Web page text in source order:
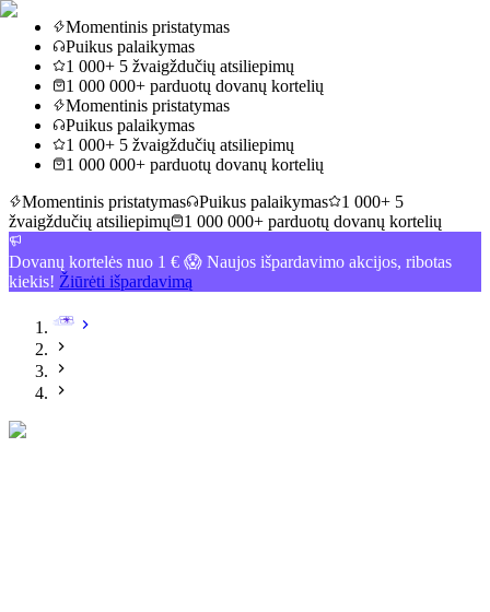
Momentinis pristatymas
Puikus palaikymas
1 000+ 5 žvaigždučių atsiliepimų
1 000 000+ parduotų dovanų kortelių
Momentinis pristatymas
Puikus palaikymas
1 000+ 5 žvaigždučių atsiliepimų
1 000 000+ parduotų dovanų kortelių
Momentinis pristatymas
Puikus palaikymas
1 000+ 5
žvaigždučių atsiliepimų
1 000 000+ parduotų dovanų kortelių
Dovanų kortelės nuo 1 € 😱 Naujos išpardavimo akcijos, ribotas
kiekis! Žiūrėti išpardavimą